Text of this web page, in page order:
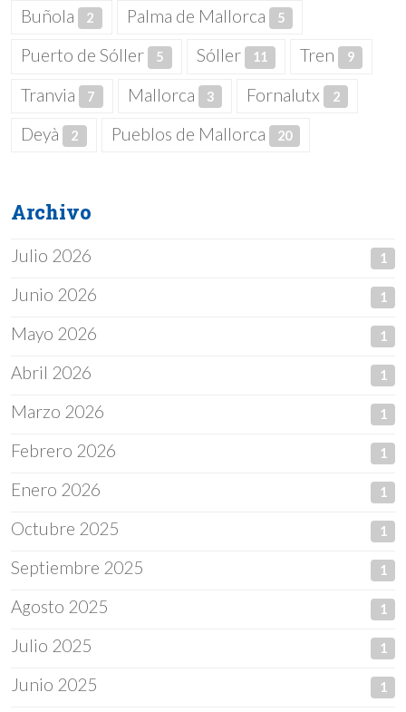
Buñola 2 Palma de Mallorca 5
Puerto de Sóller 5 Sóller 11 Tren 9
Tranvia 7 Mallorca 3 Fornalutx 2
Deyà 2 Pueblos de Mallorca 20
Archivo
Julio 2026 1
Junio 2026 1
Mayo 2026 1
Abril 2026 1
Marzo 2026 1
Febrero 2026 1
Enero 2026 1
Octubre 2025 1
Septiembre 2025 1
Agosto 2025 1
Julio 2025 1
Junio 2025 1